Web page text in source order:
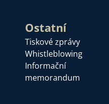
Ostatní
Tiskové zprávy
Whistleblowing
Informační
memorandum